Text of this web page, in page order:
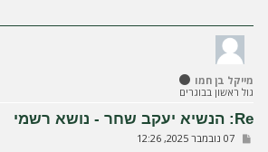
מייקל בן חמו
גול ראשון בבוגרים
Re: הנשיא יעקב שחר - נושא רשמי
ש07 נובמבר 2025, 12:26